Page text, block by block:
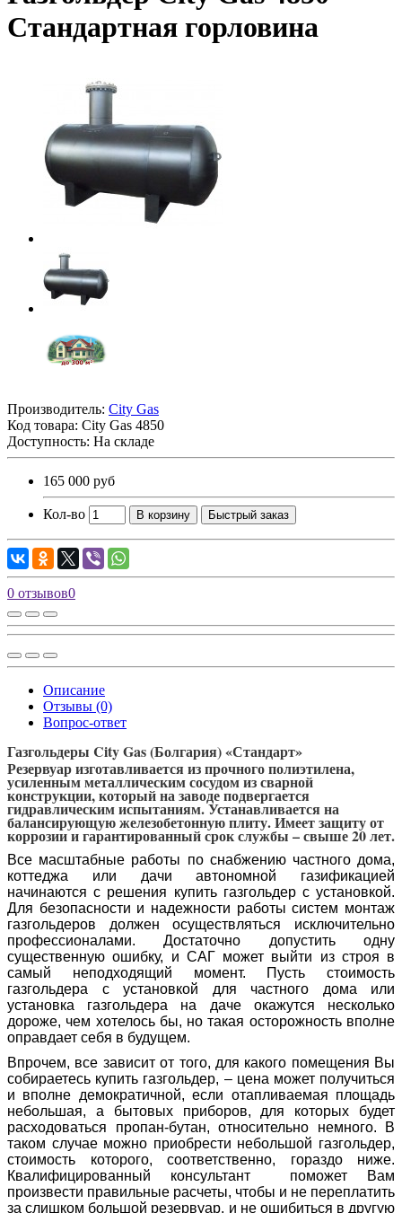
Стандартная горловина
Производитель: City Gas
Код товара: City Gas 4850
Доступность: На складе
165 000 руб
Кол-во В корзину Быстрый заказ
0 отзывов0
Описание
Отзывы (0)
Вопрос-ответ
Газгольдеры City Gas (Болгария) «Стандарт»
Резервуар изготавливается из прочного полиэтилена,
усиленным металлическим сосудом из сварной
конструкции, который на заводе подвергается
гидравлическим испытаниям. Устанавливается на
балансирующую железобетонную плиту. Имеет защиту от
коррозии и гарантированный срок службы – свыше 20 лет.
Все масштабные работы по снабжению частного дома,
коттеджа или дачи автономной газификацией
начинаются с решения купить газгольдер с установкой.
Для безопасности и надежности работы систем монтаж
газгольдеров должен осуществляться исключительно
профессионалами. Достаточно допустить одну
существенную ошибку, и САГ может выйти из строя в
самый неподходящий момент. Пусть стоимость
газгольдера с установкой для частного дома или
установка газгольдера на даче окажутся несколько
дороже, чем хотелось бы, но такая осторожность вполне
оправдает себя в будущем.
Впрочем, все зависит от того, для какого помещения Вы
собираетесь купить газгольдер, – цена может получиться
и вполне демократичной, если отапливаемая площадь
небольшая, а бытовых приборов, для которых будет
расходоваться пропан-бутан, относительно немного. В
таком случае можно приобрести небольшой газгольдер,
стоимость которого, соответственно, гораздо ниже.
Квалифицированный консультант поможет Вам
произвести правильные расчеты, чтобы и не переплатить
за слишком большой резервуар, и не ошибиться в другую